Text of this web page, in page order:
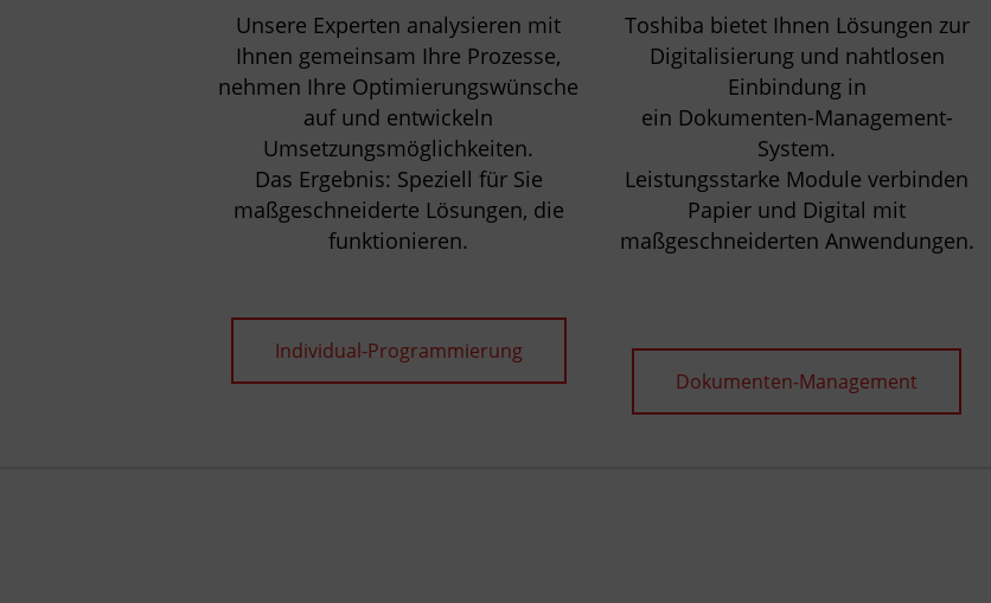
Unsere Experten analysieren mit
Ihnen gemeinsam Ihre Prozesse,
nehmen Ihre Optimierungswünsche
auf und entwickeln
Umsetzungsmöglichkeiten.
Das Ergebnis: Speziell für Sie
maßgeschneiderte Lösungen, die
funktionieren.
Individual-Programmierung
Toshiba bietet Ihnen Lösungen zur
Digitalisierung und nahtlosen
Einbindung in
ein Dokumenten-Management-
System.
Leistungsstarke Module verbinden
Papier und Digital mit
maßgeschneiderten Anwendungen.
Dokumenten-Management